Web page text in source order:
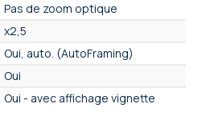
Pas de zoom optique
x2,5
Oui, auto. (AutoFraming)
Oui
Oui - avec affichage vignette